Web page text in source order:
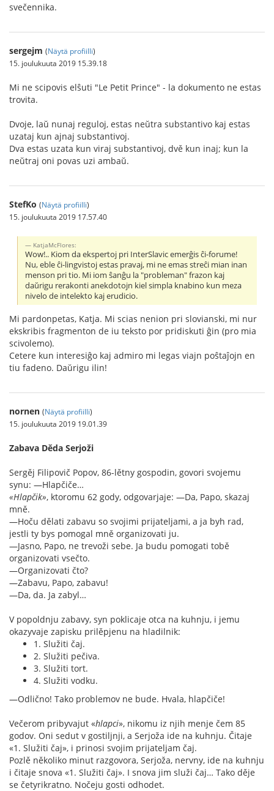
svečennika.
sergejm (Näytä profiilli)
15. joulukuuta 2019 15.39.18
Mi ne scipovis elŝuti "Le Petit Prince" - la dokumento ne estas
trovita.
Dvoje, laŭ nunaj reguloj, estas neŭtra substantivo kaj estas
uzataj kun ajnaj substantivoj.
Dva estas uzata kun viraj substantivoj, dvě kun inaj; kun la
neŭtraj oni povas uzi ambaŭ.
StefKo (Näytä profiilli)
15. joulukuuta 2019 17.57.40
KatjaMcFlores:
Wow!.. Kiom da ekspertoj pri InterSlavic emerĝis ĉi-forume!
Nu, eble ĉi-lingvistoj estas pravaj, mi ne emas streĉi mian inan
menson pri tio. Mi iom ŝanĝu la "probleman" frazon kaj
daŭrigu rerakonti anekdotojn kiel simpla knabino kun meza
nivelo de intelekto kaj erudicio.
Mi pardonpetas, Katja. Mi scias nenion pri slovianski, mi nur
ekskribis fragmenton de iu teksto por pridiskuti ĝin (pro mia
scivolemo).
Cetere kun interesiĝo kaj admiro mi legas viajn poŝtaĵojn en
tiu fadeno. Daŭrigu ilin!
nornen (Näytä profiilli)
15. joulukuuta 2019 19.01.39
Zabava Děda Serjoži
Sergěj Filipovič Popov, 86-lětny gospodin, govori svojemu
synu: —Hlapčiče…
«Hlapčik», ktoromu 62 gody, odgovarjaje: —Da, Papo, skazaj
mně.
—Hoču dělati zabavu so svojimi prijateljami, a ja byh rad,
jestli ty bys pomogal mně organizovati ju.
—Jasno, Papo, ne trevoži sebe. Ja budu pomogati tobě
organizovati vsečto.
—Organizovati čto?
—Zabavu, Papo, zabavu!
—Da, da. Ja zabyl…
V popoldnju zabavy, syn poklicaje otca na kuhnju, i jemu
okazyvaje zapisku prilěpjenu na hladilnik:
1. Služiti čaj.
2. Služiti pečiva.
3. Služiti tort.
4. Služiti vodku.
—Odlično! Tako problemov ne bude. Hvala, hlapčiče!
Večerom pribyvajut «hlapci», nikomu iz njih menje čem 85
godov. Oni sedut v gostiljnji, a Serjoža ide na kuhnju. Čitaje
«1. Služiti čaj», i prinosi svojim prijateljam čaj.
Pozlě několiko minut razgovora, Serjoža, nervny, ide na kuhnju
i čitaje snova «1. Služiti čaj». I snova jim služi čaj… Tako děje
se četyrikratno. Nočeju gosti odhodet.